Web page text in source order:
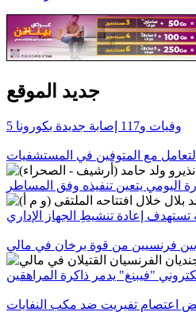
جديد الموقع
5 وفيات و117 إصابة جديدة بكورونا
مع المتوفين في المستشفيات
اليومي يتعين تنفيذه وفق المساطر
إعادة تنشيطِ الجهاز الإداري
فرنسيين من قوة برخان في مالي
"فيبنغ" يدمر ذاكرة المراهقين
اعتصام تفيريت ضد مكب النفايات